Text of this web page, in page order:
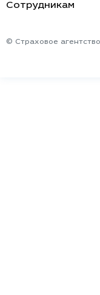
Cотрудникам
© Страховое